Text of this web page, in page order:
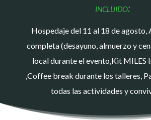
incluido:
Hospedaje del 11 al 18 de agosto,
completa (desayuno, almuerzo y
local durante el evento,Kit MILES
,Coffee break durante los talleres,
todas las actividades y